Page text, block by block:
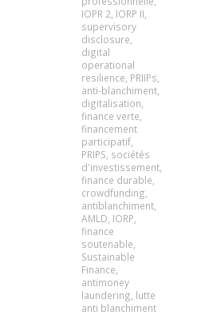
IOPR 2 IORP II
supervisory
disclosure
digital
operational
resilience PRIIPs
anti-blanchiment
digitalisation
finance verte
financement
participatif
PRIPS sociétés
d'investissement
finance durable
crowdfunding
antiblanchiment
AMLD IORP
finance
soutenable
Sustainable
Finance
antimoney
laundering lutte
anti blanchiment